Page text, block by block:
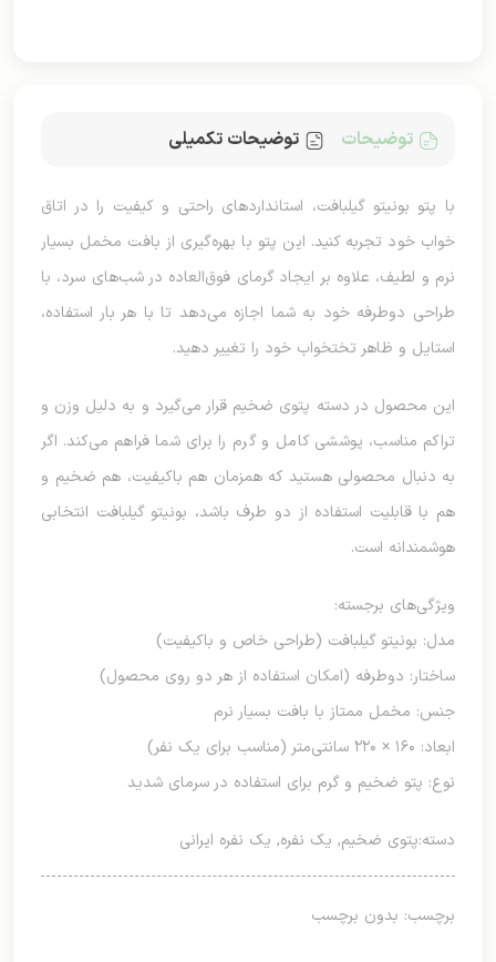
توضیحات توضیحات تکمیلی
با پتو بونیتو گیلبافت، استانداردهای راحتی و کیفیت را در اتاق
خواب خود تجربه کنید. این پتو با بهره‌گیری از بافت مخمل بسیار
نرم و لطیف، علاوه بر ایجاد گرمای فوق‌العاده در شب‌های سرد، با
طراحی دوطرفه خود به شما اجازه می‌دهد تا با هر بار استفاده،
استایل و ظاهر تختخواب خود را تغییر دهید.
این محصول در دسته پتوی ضخیم قرار می‌گیرد و به دلیل وزن و
تراکم مناسب، پوششی کامل و گرم را برای شما فراهم می‌کند. اگر
به دنبال محصولی هستید که همزمان هم باکیفیت، هم ضخیم و
هم با قابلیت استفاده از دو طرف باشد، بونیتو گیلبافت انتخابی
هوشمندانه است.
ویژگی‌های برجسته:
مدل: بونیتو گیلبافت (طراحی خاص و باکیفیت)
ساختار: دوطرفه (امکان استفاده از هر دو روی محصول)
جنس: مخمل ممتاز با بافت بسیار نرم
ابعاد: ۱۶۰ × ۲۲۰ سانتی‌متر (مناسب برای یک نفر)
نوع: پتو ضخیم و گرم برای استفاده در سرمای شدید
دسته:پتوی ضخیم, یک نفره, یک نفره ایرانی
برچسب: بدون برچسب